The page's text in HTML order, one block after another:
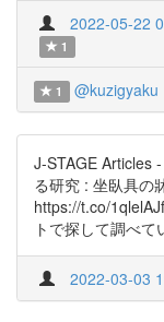
2022-05-22
1
1 @kuzigyaku
J-STAGE Articles
る研究 : 坐臥具の
https://t.co/
トで探して調べ
2022-03-03